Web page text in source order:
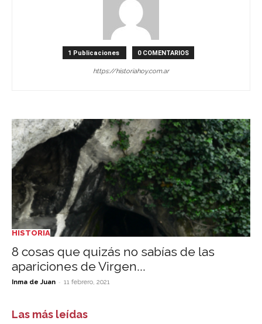
1 Publicaciones 0 COMENTARIOS
https://historiahoy.com.ar
HISTORIA
8 cosas que quizás no sabías de las
apariciones de Virgen...
Inma de Juan - 11 febrero, 2021
Las más leídas